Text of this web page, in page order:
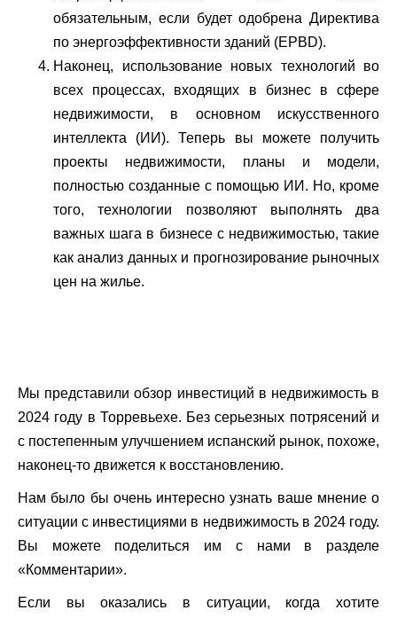
обязательным, если будет одобрена Директива
по энергоэффективности зданий (EPBD).
Наконец, использование новых технологий во
всех процессах, входящих в бизнес в сфере
недвижимости, в основном искусственного
интеллекта (ИИ). Теперь вы можете получить
проекты недвижимости, планы и модели,
полностью созданные с помощью ИИ. Но, кроме
того, технологии позволяют выполнять два
важных шага в бизнесе с недвижимостью, такие
как анализ данных и прогнозирование рыночных
цен на жилье.
Мы представили обзор инвестиций в недвижимость в
2024 году в Торревьехе. Без серьезных потрясений и
с постепенным улучшением испанский рынок, похоже,
наконец-то движется к восстановлению.
Нам было бы очень интересно узнать ваше мнение о
ситуации с инвестициями в недвижимость в 2024 году.
Вы можете поделиться им с нами в разделе
«Комментарии».
Если вы оказались в ситуации, когда хотите